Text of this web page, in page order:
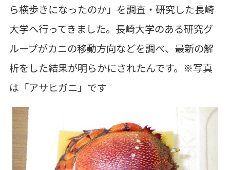
ら横歩きになったのか」を調査・研究した長崎
大学へ行ってきました。長崎大学のある研究グ
ループがカニの移動方向などを調べ、最新の解
析をした結果が明らかにされたんです。※写真
は「アサヒガニ」です